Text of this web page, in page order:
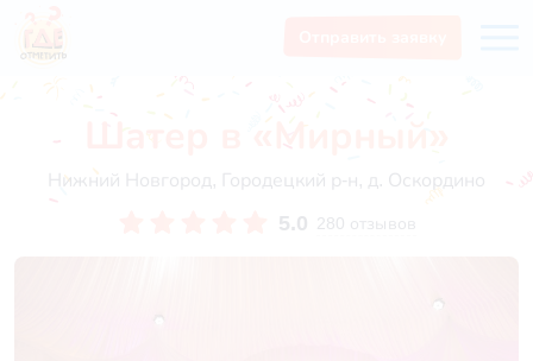
Шатер в «Мирный»
Нижний Новгород, Городецкий р-н, д. Оскордино
5.0 280 отзывов